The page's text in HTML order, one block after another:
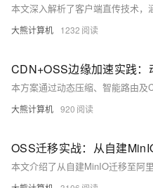
大熊计算机 1232
大熊计算机 920